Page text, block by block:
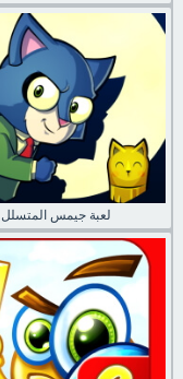
لعبة جيمس المتسلل